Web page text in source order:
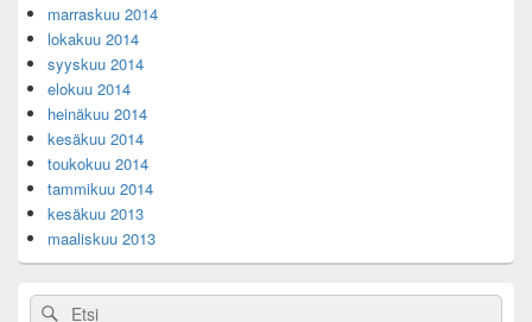
marraskuu 2014
lokakuu 2014
syyskuu 2014
elokuu 2014
heinäkuu 2014
kesäkuu 2014
toukokuu 2014
tammikuu 2014
kesäkuu 2013
maaliskuu 2013
Search